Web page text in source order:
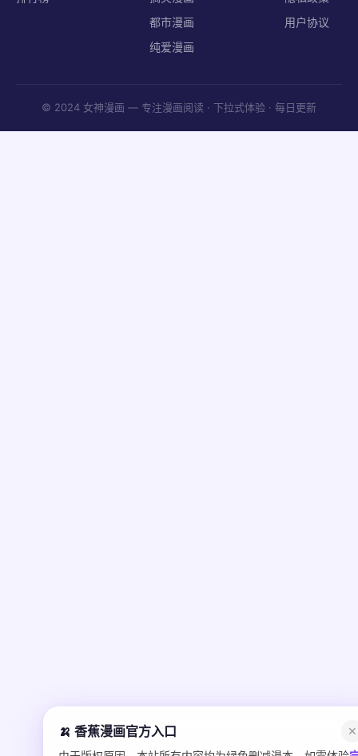
都市漫画
纯爱漫画
用户协议
© 2024 女神漫画 — 专注漫画阅读 · 下拉式体验 · 每日更新
🍌 香蕉漫画官方入口 ✕